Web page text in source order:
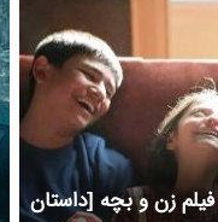
فیلم زن و بچه [داستان